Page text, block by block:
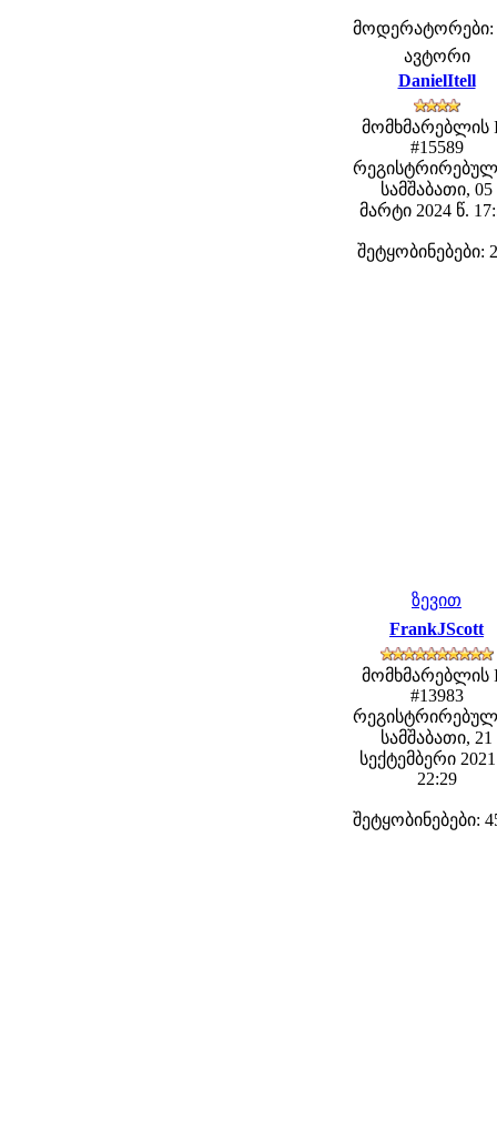
მოდერატორები:
ავტორი
DanielItell
მომხმარებლის
#15589
სამშაბათი, 05
მარტი 2024 წ.
შეტყობინებები:
ზევით
FrankJScott
მომხმარებლის
#13983
სამშაბათი, 21
სექტემბერი
22:29
შეტყობინებები: